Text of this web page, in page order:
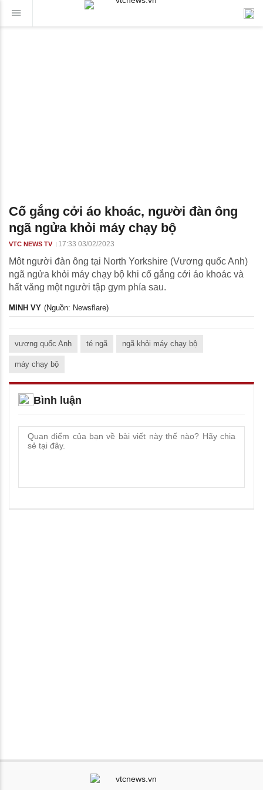
Cố gắng cởi áo khoác, người đàn ông
ngã ngửa khỏi máy chạy bộ
VTC NEWS TV 17:33 03/02/2023
Môt người đàn ông tại North Yorkshire (Vương quốc Anh)
ngã ngửa khỏi máy chạy bộ khi cố gắng cởi áo khoác và
hất văng một người tập gym phía sau.
MINH VY (Nguồn: Newsflare)
vương quốc Anh té ngã ngã khỏi máy chạy bộ
máy chạy bộ
Bình luận